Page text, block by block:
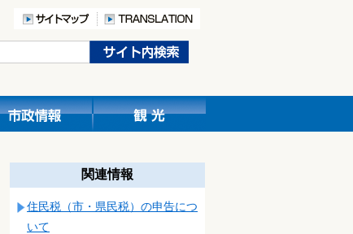
関連情報
住民税（市・県民税）の申告につ
いて